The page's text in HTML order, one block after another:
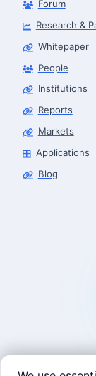
Forum
Research &
Whitepaper
People
Institutions
Reports
Markets
Applications
Blog